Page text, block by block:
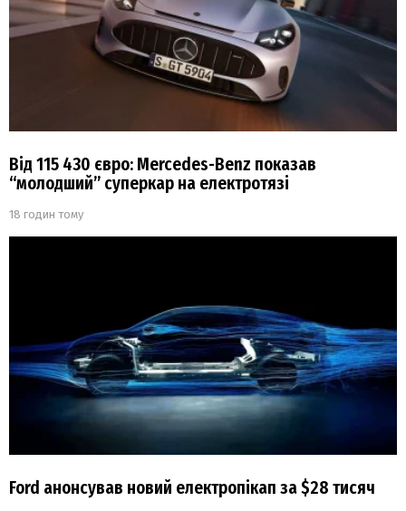
Від 115 430 євро: Mercedes-Benz показав
“молодший” суперкар на електротязі
18 годин тому
Ford анонсував новий електропікап за $28 тисяч